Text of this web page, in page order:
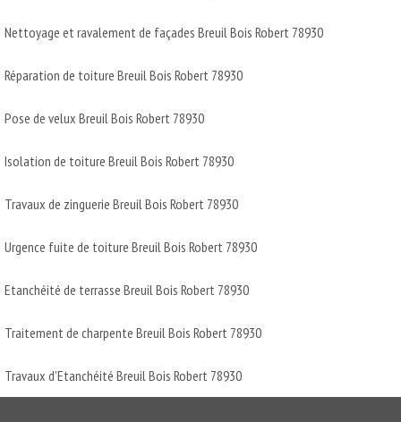
Nettoyage et ravalement de façades Breuil Bois Robert 78930
Réparation de toiture Breuil Bois Robert 78930
Pose de velux Breuil Bois Robert 78930
Isolation de toiture Breuil Bois Robert 78930
Travaux de zinguerie Breuil Bois Robert 78930
Urgence fuite de toiture Breuil Bois Robert 78930
Etanchéité de terrasse Breuil Bois Robert 78930
Traitement de charpente Breuil Bois Robert 78930
Travaux d'Etanchéité Breuil Bois Robert 78930